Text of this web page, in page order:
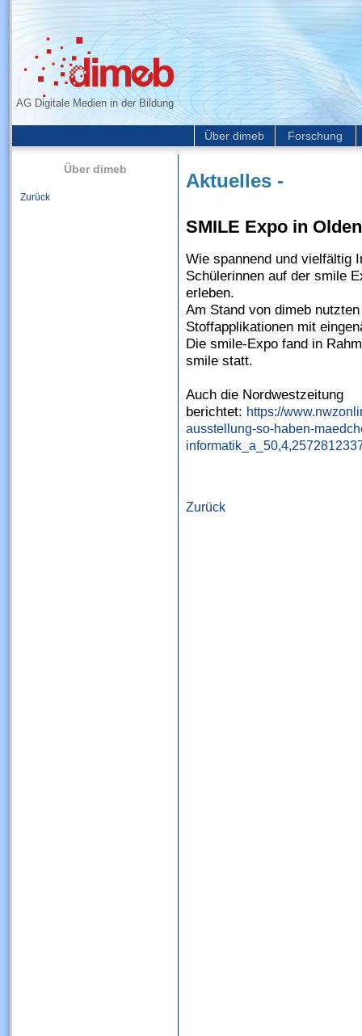
AG Digitale Medien in der Bildung
Über dimeb Forschung
Über dimeb
Zurück
Aktuelles -
SMILE Expo in
Wie spannend und vielfältig
Schülerinnen auf der smile
erleben.
Am Stand von dimeb
Stoffapplikationen mit
Die smile-Expo fand in
smile statt.
Auch die Nordwestzeitung
berichtet: https://
ausstellung-so-haben-
Zurück